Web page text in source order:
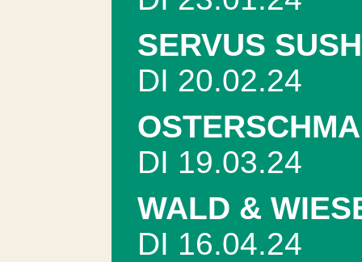
SERVUS
DI 20.02.24
DI 19.03.24
WALD &
DI 16.04.24